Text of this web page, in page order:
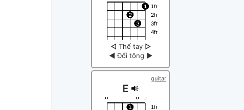
◁ Thế tay ▷
◀ Đổi tông ▶
guitar
E